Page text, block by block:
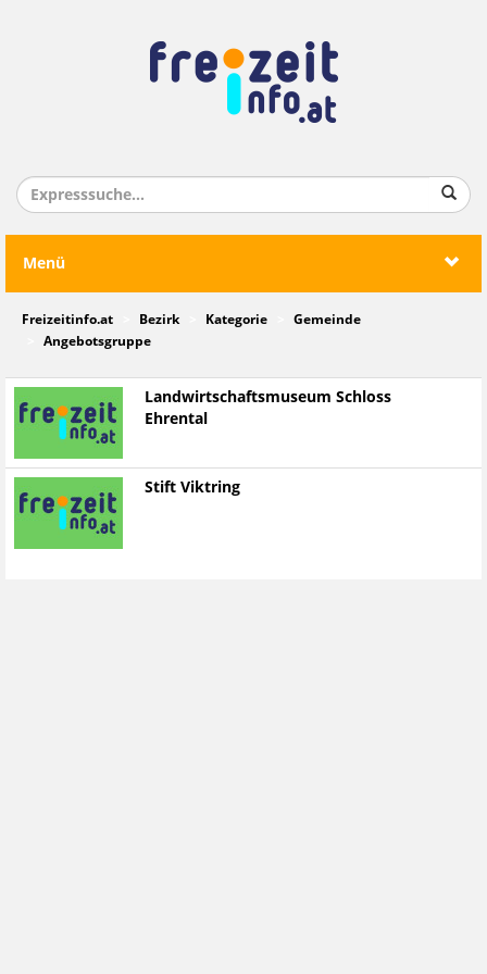
Menü
Freizeitinfo.at Bezirk Kategorie
Gemeinde
Angebotsgruppe
Landwirtschaftsmuseum Schloss
Ehrental
Stift Viktring